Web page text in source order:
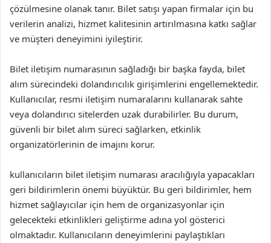
çözülmesine olanak tanır. Bilet satışı yapan firmalar için bu
verilerin analizi, hizmet kalitesinin artırılmasına katkı sağlar
ve müşteri deneyimini iyileştirir.
Bilet iletişim numarasının sağladığı bir başka fayda, bilet
alım sürecindeki dolandırıcılık girişimlerini engellemektedir.
Kullanıcılar, resmi iletişim numaralarını kullanarak sahte
veya dolandırıcı sitelerden uzak durabilirler. Bu durum,
güvenli bir bilet alım süreci sağlarken, etkinlik
organizatörlerinin de imajını korur.
kullanıcıların bilet iletişim numarası aracılığıyla yapacakları
geri bildirimlerin önemi büyüktür. Bu geri bildirimler, hem
hizmet sağlayıcılar için hem de organizasyonlar için
gelecekteki etkinlikleri geliştirme adına yol gösterici
olmaktadır. Kullanıcıların deneyimlerini paylaştıkları